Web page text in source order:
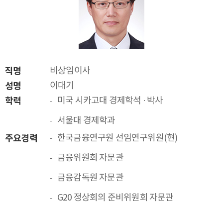
직명 비상임이사
성명 이대기
학력
미국 시카고대 경제학석 · 박사
서울대 경제학과
주요경력
한국금융연구원 선임연구위원(현)
금융위원회 자문관
금융감독원 자문관
G20 정상회의 준비위원회 자문관